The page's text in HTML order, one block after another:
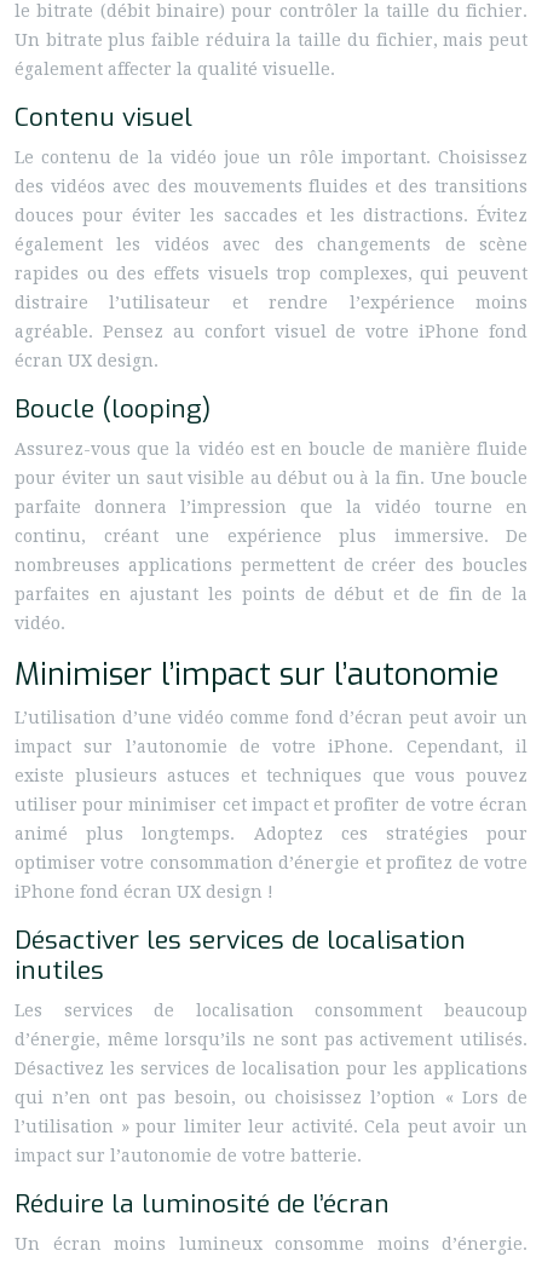
le bitrate (débit binaire) pour contrôler la taille du fichier.
Un bitrate plus faible réduira la taille du fichier, mais peut
également affecter la qualité visuelle.
Contenu visuel
Le contenu de la vidéo joue un rôle important. Choisissez
des vidéos avec des mouvements fluides et des transitions
douces pour éviter les saccades et les distractions. Évitez
également les vidéos avec des changements de scène
rapides ou des effets visuels trop complexes, qui peuvent
distraire l’utilisateur et rendre l’expérience moins
agréable. Pensez au confort visuel de votre iPhone fond
écran UX design.
Boucle (looping)
Assurez-vous que la vidéo est en boucle de manière fluide
pour éviter un saut visible au début ou à la fin. Une boucle
parfaite donnera l’impression que la vidéo tourne en
continu, créant une expérience plus immersive. De
nombreuses applications permettent de créer des boucles
parfaites en ajustant les points de début et de fin de la
vidéo.
Minimiser l’impact sur l’autonomie
L’utilisation d’une vidéo comme fond d’écran peut avoir un
impact sur l’autonomie de votre iPhone. Cependant, il
existe plusieurs astuces et techniques que vous pouvez
utiliser pour minimiser cet impact et profiter de votre écran
animé plus longtemps. Adoptez ces stratégies pour
optimiser votre consommation d’énergie et profitez de votre
iPhone fond écran UX design !
Désactiver les services de localisation
inutiles
Les services de localisation consomment beaucoup
d’énergie, même lorsqu’ils ne sont pas activement utilisés.
Désactivez les services de localisation pour les applications
qui n’en ont pas besoin, ou choisissez l’option « Lors de
l’utilisation » pour limiter leur activité. Cela peut avoir un
impact sur l’autonomie de votre batterie.
Réduire la luminosité de l’écran
Un écran moins lumineux consomme moins d’énergie.